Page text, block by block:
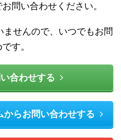
問い合わせください。
ませんので、いつでもお問
す。
合わせする
からお問い合わせする